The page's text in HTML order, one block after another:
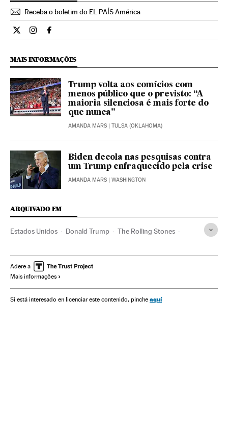
Receba o boletim do EL PAÍS América
Cultura El País Brasil en Twitter
Cultura El País Brasil en Instagram
Cultura El País Brasil en Facebook
MAIS INFORMAÇÕES
Trump volta aos comícios com
menos público que o previsto: “A
maioria silenciosa é mais forte do
que nunca”
AMANDA MARS | TULSA (OKLAHOMA)
Biden decola nas pesquisas contra
um Trump enfraquecido pela crise
AMANDA MARS | WASHINGTON
ARQUIVADO EM
Estados Unidos Donald Trump The Rolling Stones
Política Encontro eleitoral
Adere a
Mais informações
Si está interesado en licenciar este contenido, pinche aquí